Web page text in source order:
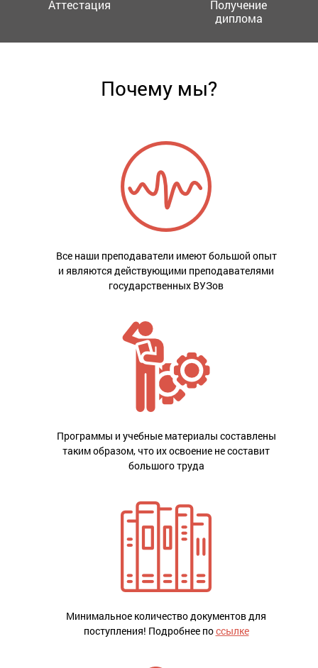
Аттестация
Получение
диплома
Почему мы?
Все наши преподаватели имеют большой опыт
и являются действующими преподавателями
государственных ВУЗов
Программы и учебные материалы составлены
таким образом, что их освоение не составит
большого труда
Минимальное количество документов для
поступления! Подробнее поссылке